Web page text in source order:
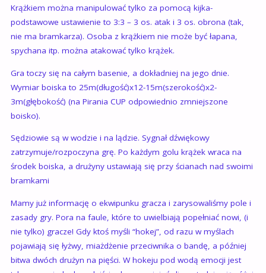
Krążkiem można manipulować tylko za pomocą kijka-
podstawowe ustawienie to 3:3 – 3 os. atak i 3 os. obrona (tak,
nie ma bramkarza). Osoba z krążkiem nie może być łapana,
spychana itp. można atakować tylko krążek.
Gra toczy się na całym basenie, a dokładniej na jego dnie.
Wymiar boiska to 25m(długość)x12-15m(szerokość)x2-
3m(głębokość) (na Pirania CUP odpowiednio zmniejszone
boisko).
Sędziowie są w wodzie i na lądzie. Sygnał dźwiękowy
zatrzymuje/rozpoczyna grę. Po każdym golu krążek wraca na
środek boiska, a drużyny ustawiają się przy ścianach nad swoimi
bramkami
Mamy już informację o ekwipunku gracza i zarysowaliśmy pole i
zasady gry. Pora na faule, które to uwielbiają popełniać nowi, (i
nie tylko) gracze! Gdy ktoś myśli “hokej”, od razu w myślach
pojawiają się łyżwy, miażdżenie przeciwnika o bandę, a później
bitwa dwóch drużyn na pięści. W hokeju pod wodą emocji jest